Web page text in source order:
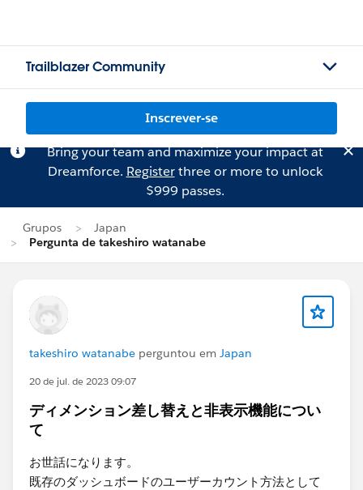
Trailblazer Community
Inscrever-se
Bring your team and maximize your impact at
Dreamforce. Registerthree or more to unlock
$999 passes.
Grupos
Japan
Pergunta de takeshiro watanabe
takeshiro watanabe perguntou em Japan
20 de jul. de 2023 09:07
ディメンション差し替えと非表示機能につい
て
お世話になります。
既存のダッシュボードのユーザーカウント方法として